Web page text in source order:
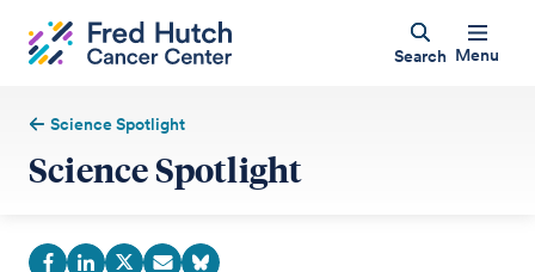
Search Menu
Science Spotlight
Science Spotlight